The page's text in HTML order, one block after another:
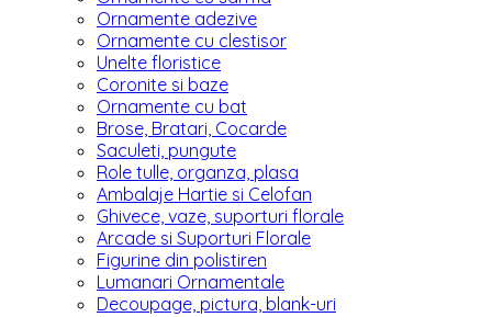
Ornamente adezive
Ornamente cu clestisor
Unelte floristice
Coronite si baze
Ornamente cu bat
Brose, Bratari, Cocarde
Saculeti, pungute
Role tulle, organza, plasa
Ambalaje Hartie si Celofan
Ghivece, vaze, suporturi florale
Arcade si Suporturi Florale
Figurine din polistiren
Lumanari Ornamentale
Decoupage, pictura, blank-uri